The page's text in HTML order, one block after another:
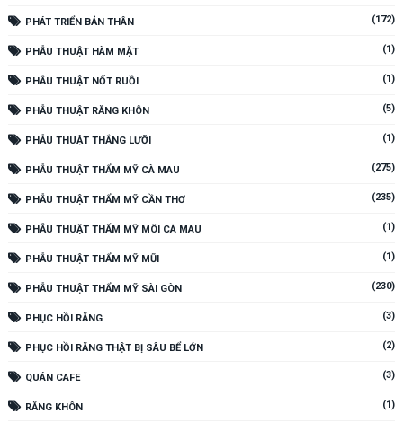
PHÁT TRIỂN BẢN THÂN (172)
PHẪU THUẬT HÀM MẶT (1)
PHẪU THUẬT NỐT RUỒI (1)
PHẪU THUẬT RĂNG KHÔN (5)
PHẪU THUẬT THẮNG LƯỠI (1)
PHẪU THUẬT THẨM MỸ CÀ MAU (275)
PHẪU THUẬT THẨM MỸ CẦN THƠ (235)
PHẪU THUẬT THẨM MỸ MÔI CÀ MAU (1)
PHẪU THUẬT THẨM MỸ MŨI (1)
PHẪU THUẬT THẨM MỸ SÀI GÒN (230)
PHỤC HỒI RĂNG (3)
PHỤC HỒI RĂNG THẬT BỊ SÂU BỂ LỚN (2)
QUÁN CAFE (3)
RĂNG KHÔN (1)